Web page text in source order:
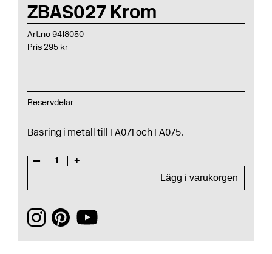
ZBAS027 Krom
Art.no 9418050
Pris 295 kr
Reservdelar
Basring i metall till FA071 och FA075.
— 1
+
Lägg i varukorgen